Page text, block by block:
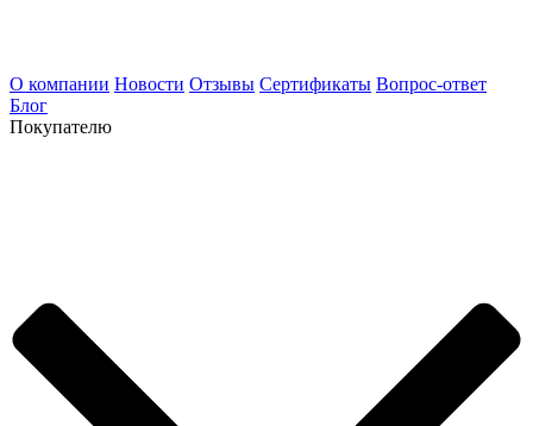
О компании Новости Отзывы Сертификаты Вопрос-ответ
Блог
Покупателю